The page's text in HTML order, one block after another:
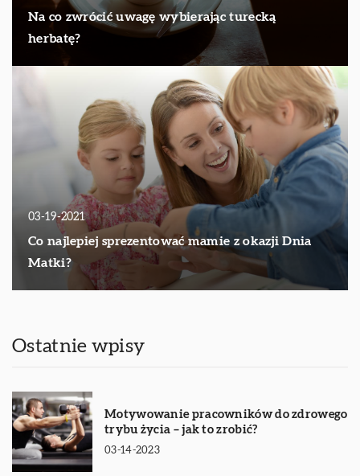
Na co zwrócić uwagę wybierając turecką
herbatę?
03-19-2021
Co najlepiej sprezentować mamie z okazji Dnia
Matki?
Ostatnie wpisy
Motywowanie pracowników do zdrowego
trybu życia – jak to zrobić?
03-14-2023